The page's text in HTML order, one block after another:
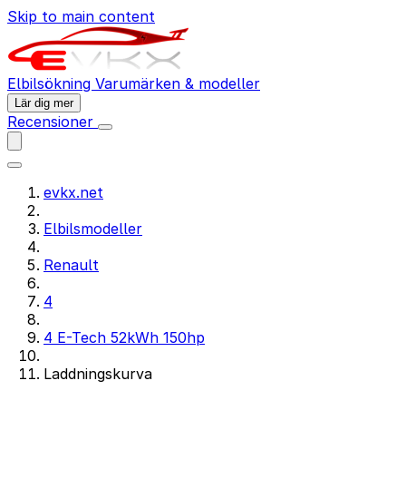
Skip to main content
Elbilsökning Varumärken & modeller
Lär dig mer
Recensioner
evkx.net
Elbilsmodeller
Renault
4
4 E-Tech 52kWh 150hp
Laddningskurva